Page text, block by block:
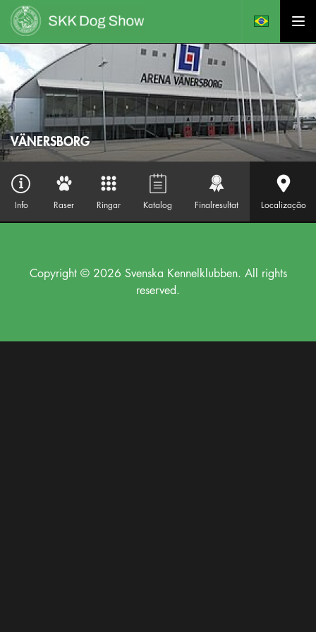
VÄNERSBORG
Info Raser Ringar Katalog Finalresultat Localização
Copyright © 2026 Svenska Kennelklubben. All rights
reserved.